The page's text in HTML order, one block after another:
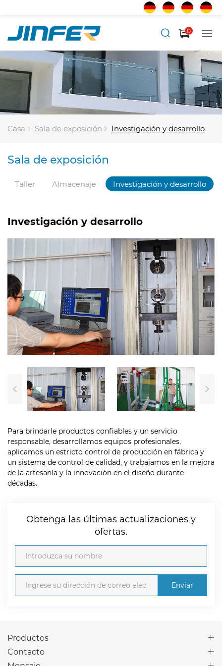
0
Casa Sala de exposición Investigación y desarrollo
Sala de exposición
Taller Almacenaje Investigación y desarrollo
Investigación y desarrollo
Para brindarle productos confiables y un servicio
responsable, desarrollamos equipos profesionales,
aplicamos un estricto control de producción en fábrica y
un sistema de control de calidad, y trabajamos en la mejora
de la artesanía y la innovación en el diseño durante
décadas.
Obtenga las últimas actualizaciones y
ofertas.
Enviar
Productos
Contacto